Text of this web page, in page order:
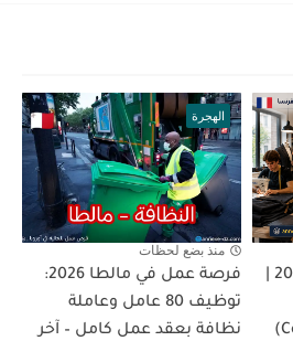
(Couturier Industriel H/F)
الهجرة
منذ بضع لحظات
فرصة عمل في مالطا 2026:
توظيف 80 عامل وعاملة
نظافة بعقد عمل كامل – آخر